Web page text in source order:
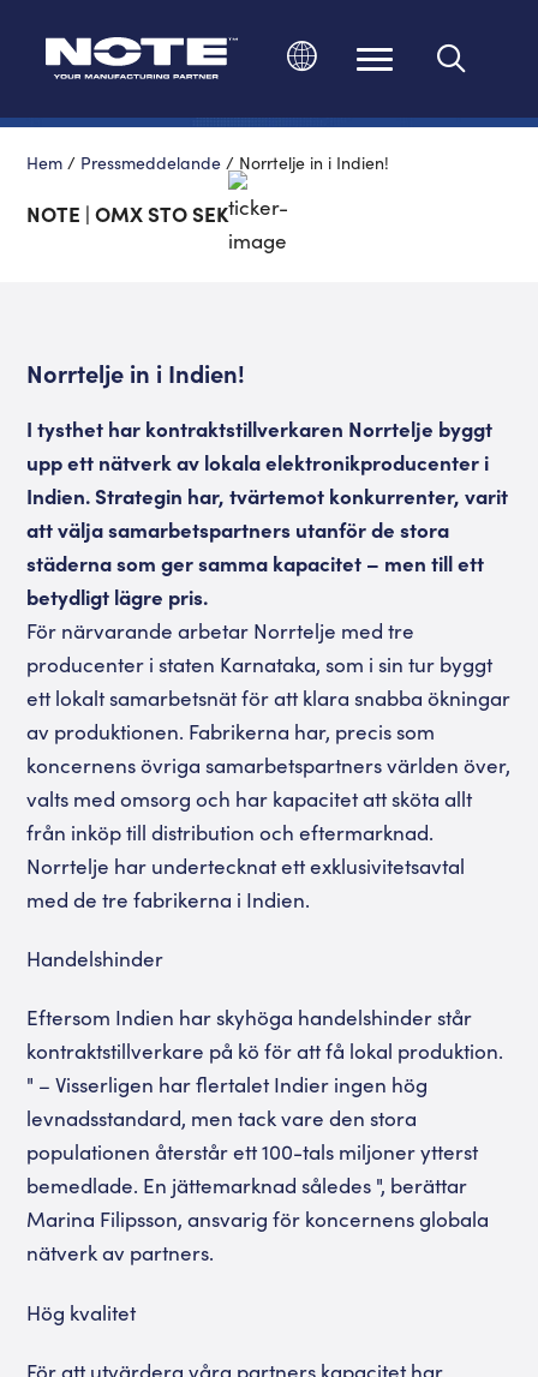
Hem / Pressmeddelande / Norrtelje in i Indien!
NOTE | OMX STO SEK
Norrtelje in i Indien!
I tysthet har kontraktstillverkaren Norrtelje byggt
upp ett nätverk av lokala elektronikproducenter i
Indien. Strategin har, tvärtemot konkurrenter, varit
att välja samarbetspartners utanför de stora
städerna som ger samma kapacitet – men till ett
betydligt lägre pris.
För närvarande arbetar Norrtelje med tre
producenter i staten Karnataka, som i sin tur byggt
ett lokalt samarbetsnät för att klara snabba ökningar
av produktionen. Fabrikerna har, precis som
koncernens övriga samarbetspartners världen över,
valts med omsorg och har kapacitet att sköta allt
från inköp till distribution och eftermarknad.
Norrtelje har undertecknat ett exklusivitetsavtal
med de tre fabrikerna i Indien.
Handelshinder
Eftersom Indien har skyhöga handelshinder står
kontraktstillverkare på kö för att få lokal produktion.
" – Visserligen har flertalet Indier ingen hög
levnadsstandard, men tack vare den stora
populationen återstår ett 100-tals miljoner ytterst
bemedlade. En jättemarknad således ", berättar
Marina Filipsson, ansvarig för koncernens globala
nätverk av partners.
Hög kvalitet
För att utvärdera våra partners kapacitet har